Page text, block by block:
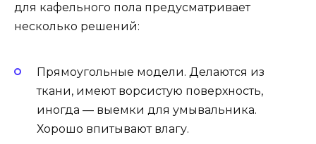
для кафельного пола предусматривает
несколько решений:
Прямоугольные модели. Делаются из
ткани, имеют ворсистую поверхность,
иногда — выемки для умывальника.
Хорошо впитывают влагу.